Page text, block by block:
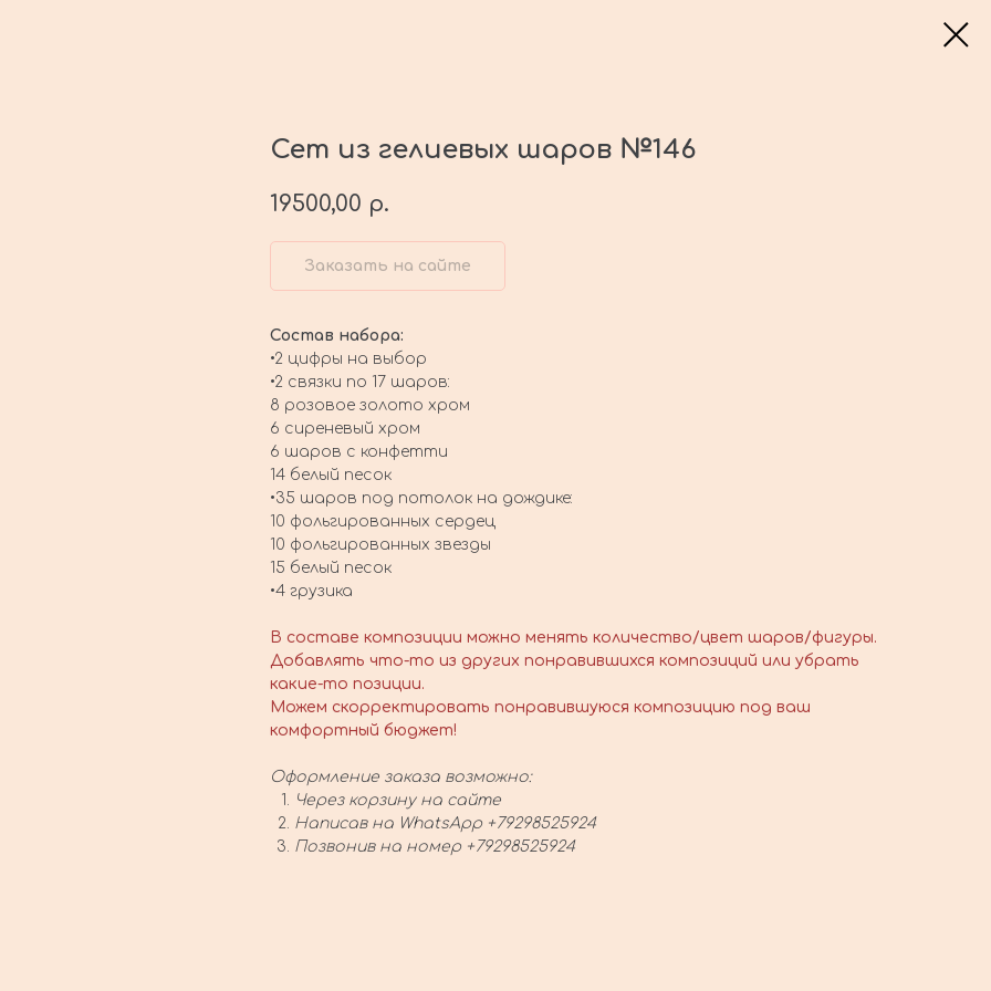
Сет из гелиевых шаров №146
19500,00 р.
Заказать на сайте
Состав набора:
•2 цифры на выбор
•2 связки по 17 шаров:
8 розовое золото хром
6 сиреневый хром
6 шаров с конфетти
14 белый песок
•35 шаров под потолок на дождике:
10 фольгированных сердец
10 фольгированных звезды
15 белый песок
•4 грузика
В составе композиции можно менять количество/цвет шаров/фигуры.
Добавлять что-то из других понравившихся композиций или убрать
какие-то позиции.
Можем скорректировать понравившуюся композицию под ваш
комфортный бюджет!
Оформление заказа возможно:
Через корзину на сайте
Написав на WhatsApp +79298525924
Позвонив на номер +79298525924